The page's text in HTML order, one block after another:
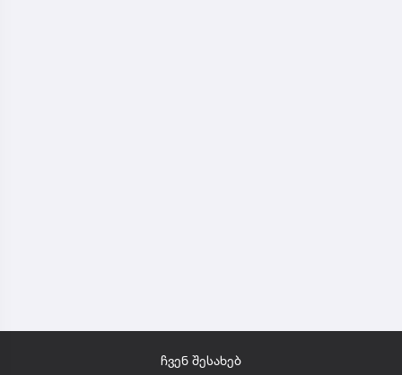
ჩვენ შესახებ